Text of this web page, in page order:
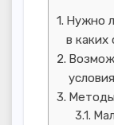
Нужно
в каких